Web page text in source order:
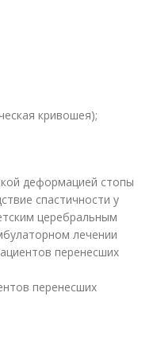
кривошея);
деформацией стопы
спастичности у
церебральным
лечении
перенесших
перенесших